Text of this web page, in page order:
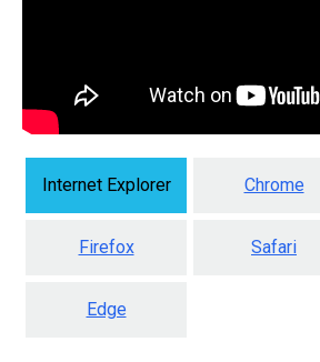
Internet Explorer Chrome
Firefox Safari
Edge